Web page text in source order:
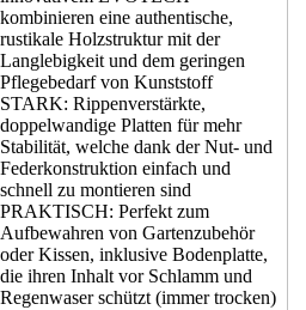
kombinieren eine authentische,
rustikale Holzstruktur mit der
Langlebigkeit und dem geringen
Pflegebedarf von Kunststoff
STARK: Rippenverstärkte,
doppelwandige Platten für mehr
Stabilität, welche dank der Nut- und
Federkonstruktion einfach und
schnell zu montieren sind
PRAKTISCH: Perfekt zum
Aufbewahren von Gartenzubehör
oder Kissen, inklusive Bodenplatte,
die ihren Inhalt vor Schlamm und
Regenwaser schützt (immer trocken)